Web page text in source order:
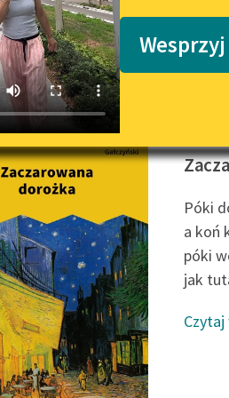
Ildefonsa
Póki
a koń
póki
jak
Czytaj